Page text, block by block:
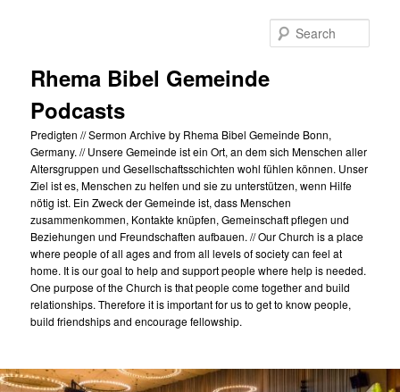
Rhema Bibel Gemeinde
Podcasts
Predigten // Sermon Archive by Rhema Bibel Gemeinde Bonn,
Germany. // Unsere Gemeinde ist ein Ort, an dem sich Menschen aller
Altersgruppen und Gesellschaftsschichten wohl fühlen können. Unser
Ziel ist es, Menschen zu helfen und sie zu unterstützen, wenn Hilfe
nötig ist. Ein Zweck der Gemeinde ist, dass Menschen
zusammenkommen, Kontakte knüpfen, Gemeinschaft pflegen und
Beziehungen und Freundschaften aufbauen. // Our Church is a place
where people of all ages and from all levels of society can feel at
home. It is our goal to help and support people where help is needed.
One purpose of the Church is that people come together and build
relationships. Therefore it is important for us to get to know people,
build friendships and encourage fellowship.